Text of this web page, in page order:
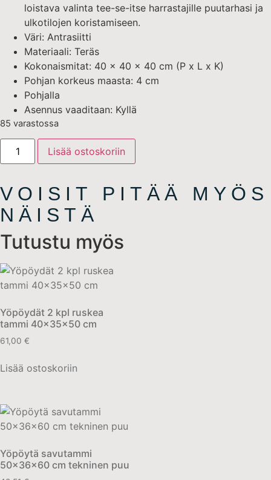
loistava valinta tee-se-itse harrastajille puutarhasi ja
ulkotilojen koristamiseen.
Väri: Antrasiitti
Materiaali: Teräs
Kokonaismitat: 40 x 40 x 40 cm (P x L x K)
Pohjan korkeus maasta: 4 cm
Pohjalla
Asennus vaaditaan: Kyllä
85 varastossa
Lisää ostoskoriin
VOISIT PITÄÄ MYÖS
NÄISTÄ
Tutustu myös
Yöpöydät 2 kpl ruskea
tammi 40x35x50 cm
61,00 €
Lisää ostoskoriin
Yöpöytä savutammi
50x36x60 cm tekninen puu